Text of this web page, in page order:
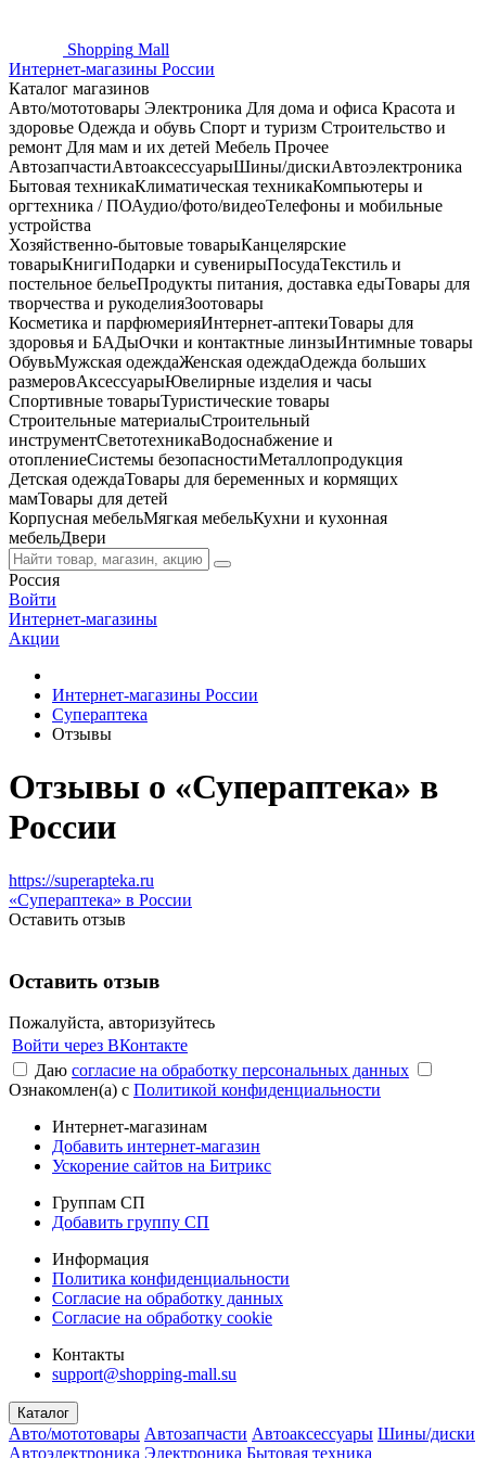
Shopping Mall
Интернет-магазины России
Каталог магазинов
Авто/мототовары Электроника Для дома и офиса Красота и
здоровье Одежда и обувь Спорт и туризм Строительство и
ремонт Для мам и их детей Мебель Прочее
АвтозапчастиАвтоаксессуарыШины/дискиАвтоэлектроника
Бытовая техникаКлиматическая техникаКомпьютеры и
оргтехника / ПОАудио/фото/видеоТелефоны и мобильные
устройства
Хозяйственно-бытовые товарыКанцелярские
товарыКнигиПодарки и сувенирыПосудаТекстиль и
постельное бельеПродукты питания, доставка едыТовары для
творчества и рукоделияЗоотовары
Косметика и парфюмерияИнтернет-аптекиТовары для
здоровья и БАДыОчки и контактные линзыИнтимные товары
ОбувьМужская одеждаЖенская одеждаОдежда больших
размеровАксессуарыЮвелирные изделия и часы
Спортивные товарыТуристические товары
Строительные материалыСтроительный
инструментСветотехникаВодоснабжение и
отоплениеСистемы безопасностиМеталлопродукция
Детская одеждаТовары для беременных и кормящих
мамТовары для детей
Корпусная мебельМягкая мебельКухни и кухонная
мебельДвери
Россия
Войти
Интернет-магазины
Акции
Интернет-магазины России
Супераптека
Отзывы
Отзывы о «Супераптека» в
России
https://superapteka.ru
«Супераптека» в России
Оставить отзыв
Оставить отзыв
Пожалуйста, авторизуйтесь
Войти через ВКонтакте
Даю согласие на обработку персональных данных
Ознакомлен(а) с Политикой конфиденциальности
Интернет-магазинам
Добавить интернет-магазин
Ускорение сайтов на Битрикс
Группам СП
Добавить группу СП
Информация
Политика конфиденциальности
Согласие на обработку данных
Согласие на обработку cookie
Контакты
support@shopping-mall.su
Каталог
Авто/мототовары Автозапчасти Автоаксессуары Шины/диски
Автоэлектроника Электроника Бытовая техника